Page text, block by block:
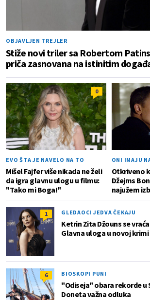
OBJAVLJEN TREJLER
Stiže novi triler sa Robertom
priča zasnovana na istinitim
0
EVO ŠTA JE NAVELO NA TO
Mišel Fajfer više nikada ne želi
da igra glavnu ulogu u filmu:
"Tako mi Boga!"
ONI IMAJU
Otkriveno
Džejms
najužem
1 GLEDAOCI JEDVA ČEKAJU
Ketrin Zita Džouns se
Glavna uloga u novoj
6 BIOSKOPI PUNI
"Odiseja" obara rekorde u
Doneta važna odluka